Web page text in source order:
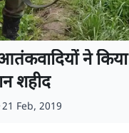
ने किया
शहीद
21 Feb, 2019